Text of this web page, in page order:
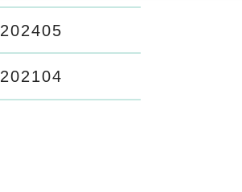
202405
202104